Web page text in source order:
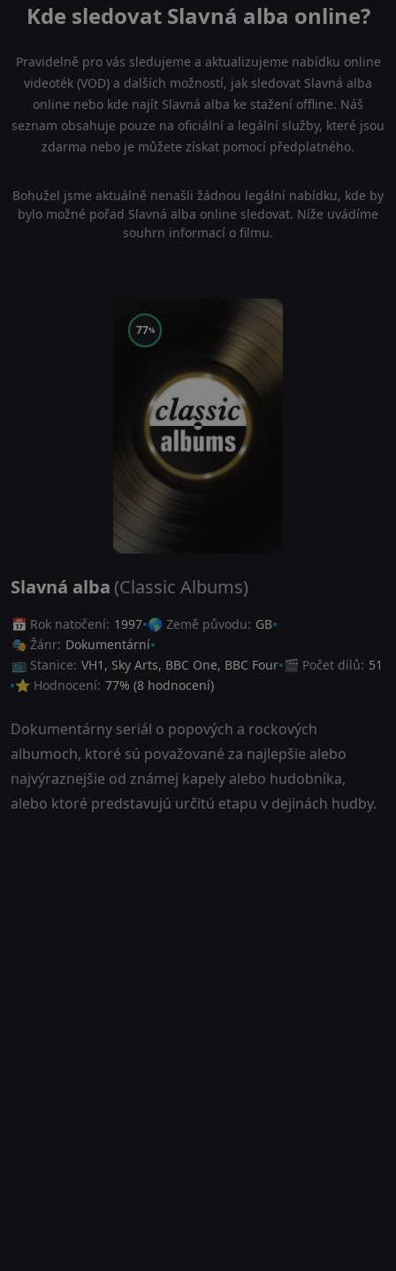
Kde sledovat Slavná alba online?
Pravidelně pro vás sledujeme a aktualizujeme nabídku online
videoték (VOD) a dalších možností, jak sledovat Slavná alba
online nebo kde najít Slavná alba ke stažení offline. Náš
seznam obsahuje pouze na oficiální a legální služby, které jsou
zdarma nebo je můžete získat pomocí předplatného.
Bohužel jsme aktuálně nenašli žádnou legální nabídku, kde by
bylo možné pořad Slavná alba online sledovat. Níže uvádíme
souhrn informací o filmu.
77%
Slavná alba (Classic Albums)
📅 Rok natočení: 1997 🌎 Země původu: GB
🎭 Žánr: Dokumentární
📺 Stanice: VH1, Sky Arts, BBC One, BBC Four 🎬 Počet dílů: 51
⭐ Hodnocení: 77% (8 hodnocení)
Dokumentárny seriál o popových a rockových
albumoch, ktoré sú považované za najlepšie alebo
najvýraznejšie od známej kapely alebo hudobníka,
alebo ktoré predstavujú určitú etapu v dejinách hudby.